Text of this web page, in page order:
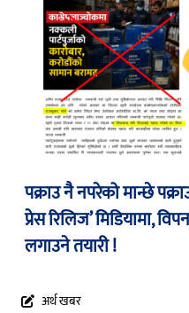
पक्राउ नै नपरेको मान्छे
प्रेस रिलिज’ मिडियामा,
लगाउने तयारी !
अर्थ खबर